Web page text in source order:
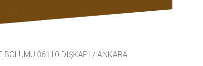
BÖLÜMÜ 06110 DIŞKAPI / ANKARA